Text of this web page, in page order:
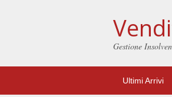
Gestione
Ultimi Arrivi